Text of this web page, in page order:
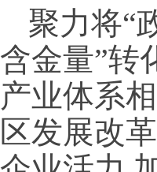
聚力将“
含金量”转
产业体系
区发展改